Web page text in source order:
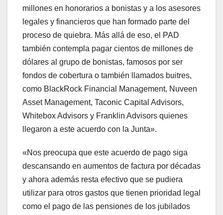
millones en honorarios a bonistas y a los asesores
legales y financieros que han formado parte del
proceso de quiebra. Más allá de eso, el PAD
también contempla pagar cientos de millones de
dólares al grupo de bonistas, famosos por ser
fondos de cobertura o también llamados buitres,
como BlackRock Financial Management, Nuveen
Asset Management, Taconic Capital Advisors,
Whitebox Advisors y Franklin Advisors quienes
llegaron a este acuerdo con la Junta».
«Nos preocupa que este acuerdo de pago siga
descansando en aumentos de factura por décadas
y ahora además resta efectivo que se pudiera
utilizar para otros gastos que tienen prioridad legal
como el pago de las pensiones de los jubilados